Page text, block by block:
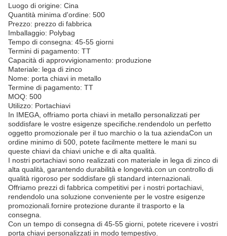
Luogo di origine: Cina
Quantità minima d'ordine: 500
Prezzo: prezzo di fabbrica
Imballaggio: Polybag
Tempo di consegna: 45-55 giorni
Termini di pagamento: TT
Capacità di approvvigionamento: produzione
Materiale: lega di zinco
Nome: porta chiavi in metallo
Termine di pagamento: TT
MOQ: 500
Utilizzo: Portachiavi
In IMEGA, offriamo porta chiavi in metallo personalizzati per
soddisfare le vostre esigenze specifiche.rendendolo un perfetto
oggetto promozionale per il tuo marchio o la tua aziendaCon un
ordine minimo di 500, potete facilmente mettere le mani su
queste chiavi da chiavi uniche e di alta qualità.
I nostri portachiavi sono realizzati con materiale in lega di zinco di
alta qualità, garantendo durabilità e longevità.con un controllo di
qualità rigoroso per soddisfare gli standard internazionali.
Offriamo prezzi di fabbrica competitivi per i nostri portachiavi,
rendendolo una soluzione conveniente per le vostre esigenze
promozionali.fornire protezione durante il trasporto e la
consegna.
Con un tempo di consegna di 45-55 giorni, potete ricevere i vostri
porta chiavi personalizzati in modo tempestivo.